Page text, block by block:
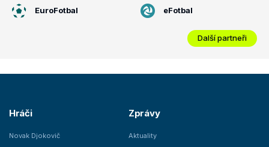
EuroFotbal eFotbal
Další partneři
Hráči
Novak Djokovič
Zprávy
Aktuality